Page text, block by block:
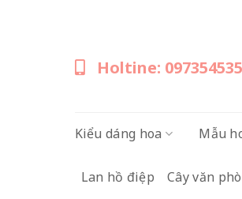
Holtine:
Kiểu dáng hoa Mẫu
Lan hồ điệp Cây văn